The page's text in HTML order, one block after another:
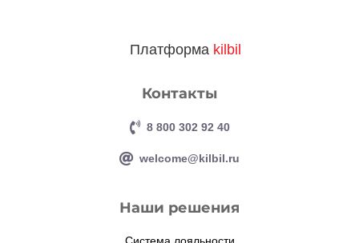
Платформа kilbil
Контакты
8 800 302 92 40
welcome@kilbil.ru
Наши решения